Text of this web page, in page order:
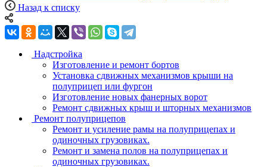
Назад к списку
Надстройка
Изготовление и ремонт бортов
Установка сдвижных механизмов крыши на
полуприцеп или фургон
Изготовление новых фанерных ворот
Ремонт сдвижных крыш и шторных механизмов
Ремонт полуприцепов
Ремонт и усиление рамы на полуприцепах и
одиночных грузовиках.
Ремонт и замена полов на полуприцепах и
одиночных грузовиках.